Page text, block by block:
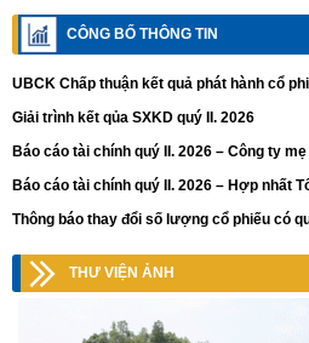
CÔNG BỐ THÔNG TIN
UBCK Chấp thuận kết quả phát hành cổ
Giải trình kết qủa SXKD quý II. 2026
Báo cáo tài chính quý II. 2026 – Công ty
Báo cáo tài chính quý II. 2026 – Hợp nhất
Thông báo thay đổi số lượng cổ phiếu có
THƯ VIỆN ẢNH